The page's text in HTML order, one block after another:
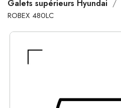
Galets supérieurs Hyundai
ROBEX 480LC